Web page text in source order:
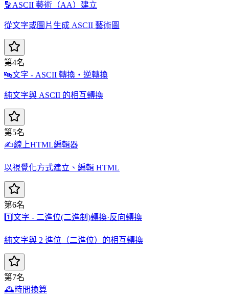
🔡ASCII 藝術（AA）建立
從文字或圖片生成 ASCII 藝術圖
第4名
🔤文字 - ASCII 轉換・逆轉換
純文字與 ASCII 的相互轉換
第5名
✍️線上HTML編輯器
以視覺化方式建立、編輯 HTML
第6名
1️⃣文字 - 二進位(二進制)轉換·反向轉換
純文字與 2 進位（二進位）的相互轉換
第7名
🕰️時間換算